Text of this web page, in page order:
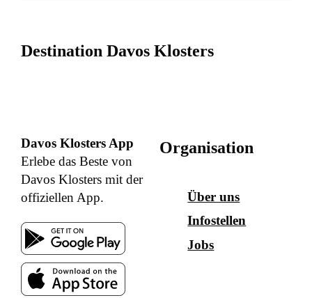
Destination Davos Klosters
Davos Klosters App
Erlebe das Beste von
Davos Klosters mit der
offiziellen App.
Organisation
Über uns
Infostellen
Jobs